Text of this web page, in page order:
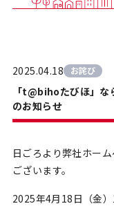
2025.04.18 お詫び
「t@bihoたびほ」
のお知らせ
日ごろより弊社ホー
ございます。
2025年4月18日（金